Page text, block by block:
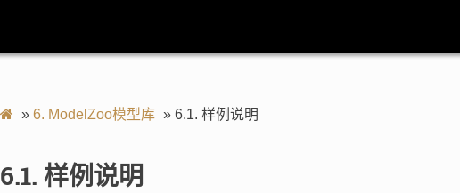
» 6. ModelZoo模型库 » 6.1. 样例说明
6.1. 样例说明